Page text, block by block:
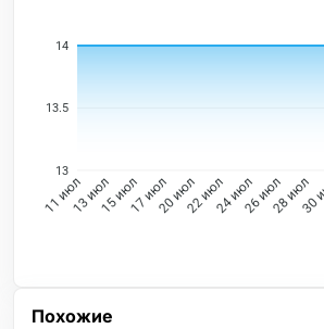
14
13.5
13
11 июл13 июл15 июл17 июл20 июл22 июл24 июл26 июл28 июл
30
Похожие